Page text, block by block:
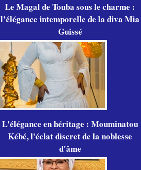
Le Magal de Touba sous le charme :
l’élégance intemporelle de la diva Mia
Guissé
L'élégance en héritage : Mouminatou
Kébé, l'éclat discret de la noblesse
d'âme